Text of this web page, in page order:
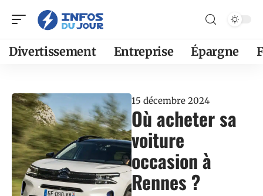
Divertissement Entreprise Épargne
15 décembre 2024
Où acheter sa
voiture
occasion à
Rennes ?